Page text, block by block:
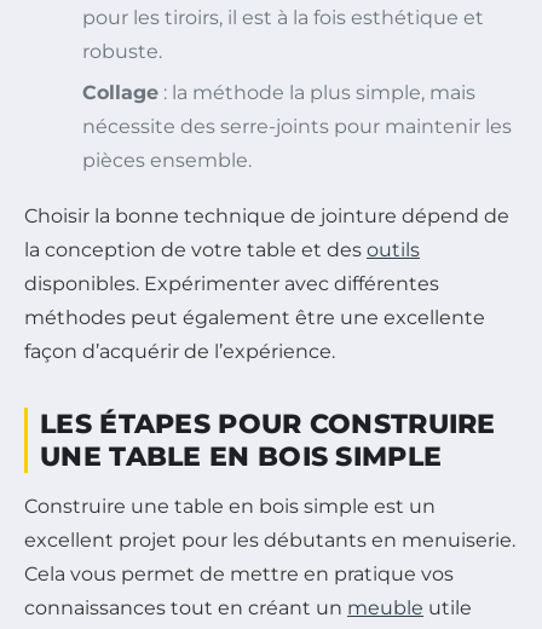
pour les tiroirs, il est à la fois esthétique et
robuste.
Collage : la méthode la plus simple, mais
nécessite des serre-joints pour maintenir les
pièces ensemble.
Choisir la bonne technique de jointure dépend de
la conception de votre table et des outils
disponibles. Expérimenter avec différentes
méthodes peut également être une excellente
façon d’acquérir de l’expérience.
LES ÉTAPES POUR CONSTRUIRE
UNE TABLE EN BOIS SIMPLE
Construire une table en bois simple est un
excellent projet pour les débutants en menuiserie.
Cela vous permet de mettre en pratique vos
connaissances tout en créant un meuble utile